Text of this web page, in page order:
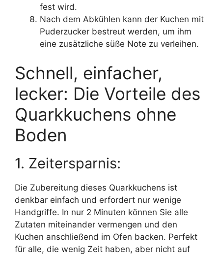
fest wird.
Nach dem Abkühlen kann der Kuchen mit
Puderzucker bestreut werden, um ihm
eine zusätzliche süße Note zu verleihen.
Schnell, einfacher,
lecker: Die Vorteile des
Quarkkuchens ohne
Boden
1. Zeitersparnis:
Die Zubereitung dieses Quarkkuchens ist
denkbar einfach und erfordert nur wenige
Handgriffe. In nur 2 Minuten können Sie alle
Zutaten miteinander vermengen und den
Kuchen anschließend im Ofen backen. Perfekt
für alle, die wenig Zeit haben, aber nicht auf